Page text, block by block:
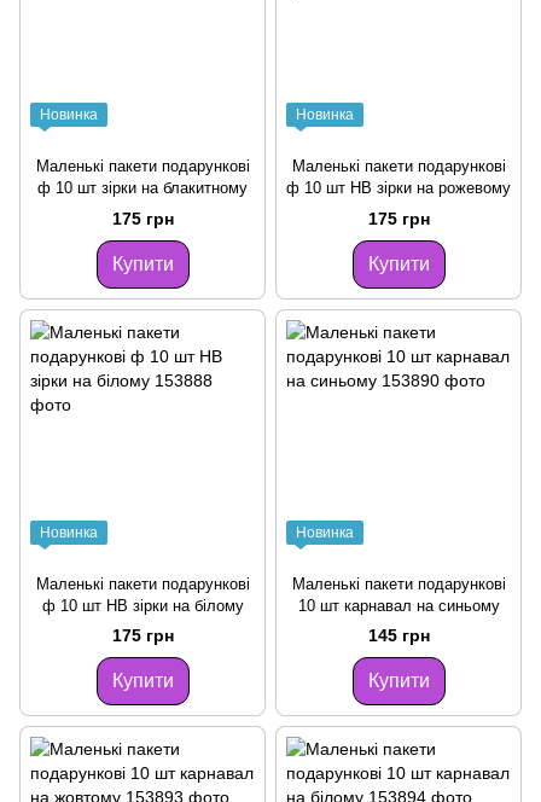
Новинка
Маленькі пакети подарункові
ф 10 шт зірки на блакитному
175 грн
Купити
Новинка
Маленькі пакети подарункові
ф 10 шт HB зірки на рожевому
175 грн
Купити
Новинка
Маленькі пакети подарункові
ф 10 шт HB зірки на білому
175 грн
Купити
Новинка
Маленькі пакети подарункові
10 шт карнавал на синьому
145 грн
Купити